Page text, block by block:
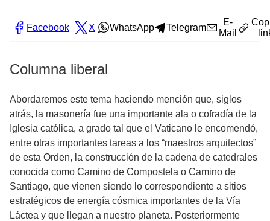
Facebook X WhatsApp Telegram
E-
Mail
Columna liberal
Abordaremos este tema haciendo mención que, siglos
atrás, la masonería fue una importante ala o cofradía de la
Iglesia católica, a grado tal que el Vaticano le encomendó,
entre otras importantes tareas a los “maestros arquitectos”
de esta Orden, la construcción de la cadena de catedrales
conocida como Camino de Compostela o Camino de
Santiago, que vienen siendo lo correspondiente a sitios
estratégicos de energía cósmica importantes de la Vía
Láctea y que llegan a nuestro planeta. Posteriormente